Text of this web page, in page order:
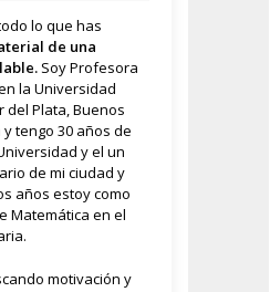
lo que has
de una
Soy Profesora
la Universidad
del Plata, Buenos
tengo 30 años de
y el un
de mi ciudad y
años estoy como
Matemática en el
motivación y